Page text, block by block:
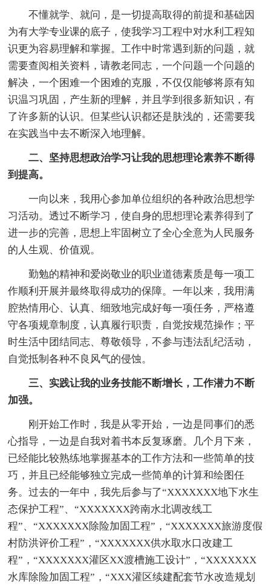
不懂就学、就问，是一切提高取得的前提和基础因
为有大学专业课的底子，使我学习工程中对水利工程知
识更为容易理解和掌握。工作中时常遇到新的问题，就
需要查阅相关资料，请教老同志，一个问题一个问题的
解决，一个困难一个困难的克服，不仅仅能够将原有知
识温习巩固，产生新的理解，并且学到很多新知识，有
了许多新的认识。但某些认识都还是肤浅的，还需要我
在实践当中去不断深入地理解。
二、坚持思想政治学习让我的思想理论素养不断得
到提高。
一向以来，我用心参加单位组织的各种政治思想学
习活动。透过不断学习，使自身的思想理论素养得到了
进一步的完善，思想上牢固树立了全心全意为人民服务
的人生观、价值观。
勤勉的精神和爱岗敬业的职业道德素质是每一项工
作顺利开展并最终取得成功的保障。一年以来，我用满
腔热情用心、认真、细致地完成好每一项任务，严格遵
守各项规章制度，认真履行职责，自觉按规范操作；平
时生活中团结同志、尊敬领导，不参与违法乱纪活动，
自觉抵制各种不良风气的侵蚀。
三、实践让我的业务技能不断增长，工作潜力不断
加强。
刚开始工作时，我是从零开始，一边是同事们的悉
心指导，一边是自我对着书本反复琢磨。几个月下来，
已经能比较熟练地掌握基本的工作方法和一些简单的技
巧，并且已经能够独立完成一些简单的计算和绘图任
务。过去的一年中，我先后参与了“XXXXXXX地下水生
态保护工程”、“XXXXXXX跨南水北调改线工
程”、“XXXXXXX除险加固工程”，“XXXXXXX旅游度假
村防洪评价工程”，“XXXXXXX供水取水口改建工
程”，“XXXXXXX灌区XX渡槽施工设计”，“XXXXXXX
水库除险加固工程”，“XXX灌区续建配套节水改造规划